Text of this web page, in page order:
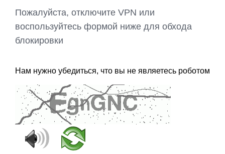
Пожалуйста, отключите VPN или
воспользуйтесь формой ниже для обхода
блокировки
Нам нужно убедиться, что вы не являетесь роботом